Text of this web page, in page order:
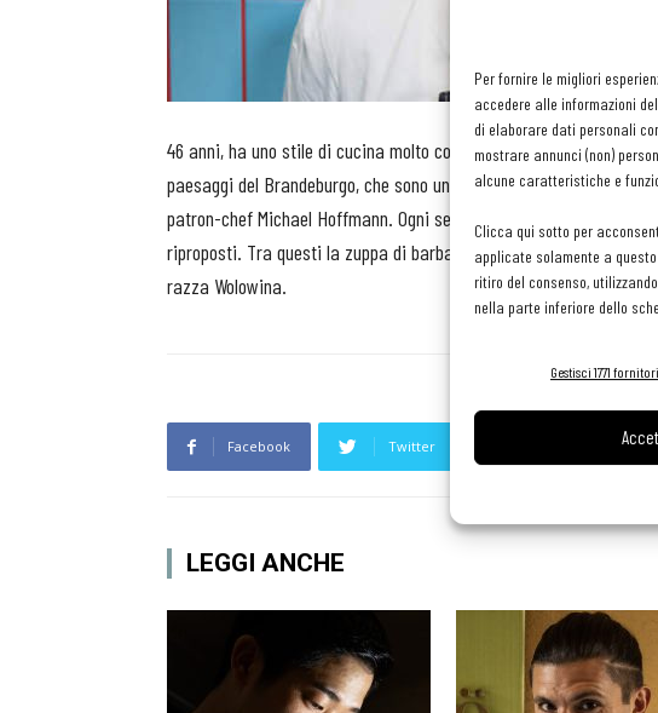
Per fornire le migliori
accedere alle informazioni
di elaborare dati personali
mostrare annunci (non)
alcune caratteristiche e
Clicca qui sotto per
applicate solamente a
ritiro del consenso,
nella parte inferiore dello
Gestisci 1771 fornitori
46 anni, ha uno stile di cucina molto concentrato su piatti
paesaggi del Brandeburgo, che sono un retaggio degli anni passati
patron-chef Michael Hoffmann. Ogni settimana cambia il proprio
riproposti. Tra questi la zuppa di barbabietole, il risotto alla
razza Wolowina.
Facebook Twitter
LEGGI ANCHE